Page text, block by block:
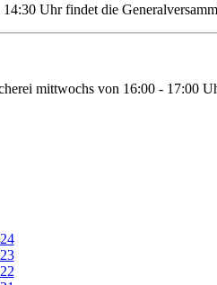
Uhr findet die
mittwochs von 16:00 - 17:00